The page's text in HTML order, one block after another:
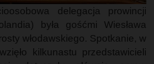
delegacja prowincji
była gośćmi Wiesława
włodawskiego. Spotkanie, w
kilkunastu przedstawicieli